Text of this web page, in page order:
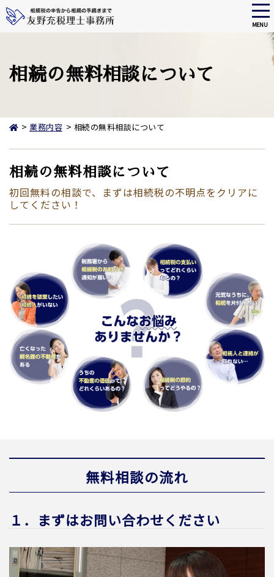
main
content
MENU
相続の無料相談について
> 業務内容 > 相続の無料相談について
相続の無料相談について
初回無料の相談で、まずは相続税の不明点をクリアに
してください！
無料相談の流れ
１．まずはお問い合わせください